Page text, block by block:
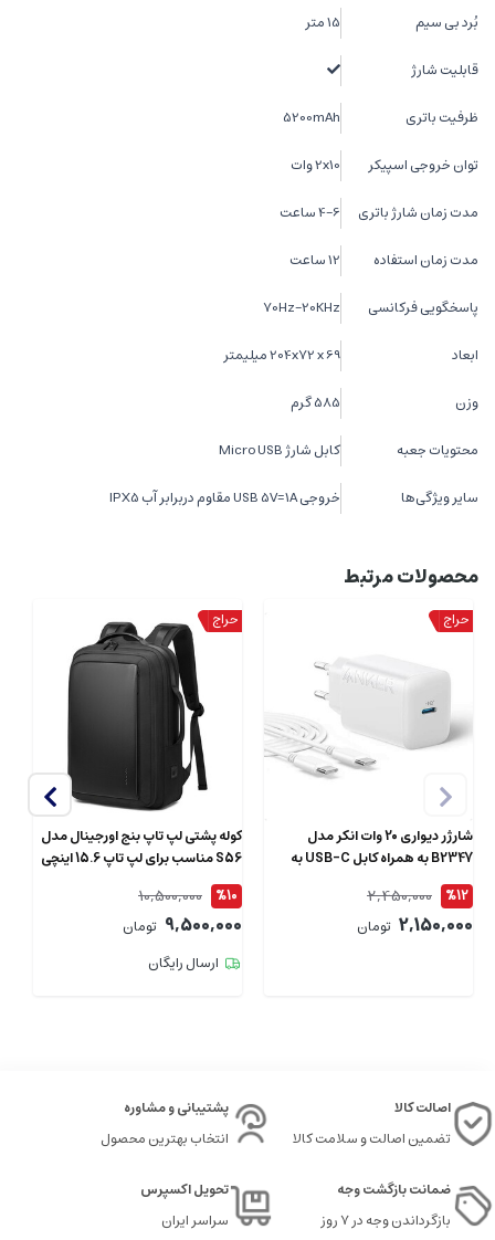
بُرد بی سیم 15 متر
قابلیت شارژ
ظرفیت باتری 5200mAh
توان خروجی اسپیکر 2x10 وات
مدت زمان شارژ باتری 4-6 ساعت
مدت زمان استفاده 12 ساعت
پاسخگویی فرکانسی 70Hz-20KHz
ابعاد 204x72 x 69 میلیمتر
وزن 585 گرم
محتویات جعبه کابل شارژ Micro USB
سایر ویژگی‌ها خروجی USB 5V=1A مقاوم دربرابر آب IPX5
محصولات مرتبط
شارژر دیواری 20 وات انکر مدل
B2347 به همراه کابل USB-C به
طول 1.5 متر
%12
2,450,000
2,150,000 تومان
کوله پشتی لپ تاپ بنج اورجینال مدل
S56 مناسب برای لپ تاپ 15.6 اینچی
%10
10,500,000
9,500,000 تومان
ارسال رایگان
اصالت کالا
تضمین اصالت و سلامت کالا
پشتیبانی و مشاوره
انتخاب بهترین محصول
ضمانت بازگشت وجه
بازگرداندن وجه در ۷ روز
تحویل اکسپرس
سراسر ایران